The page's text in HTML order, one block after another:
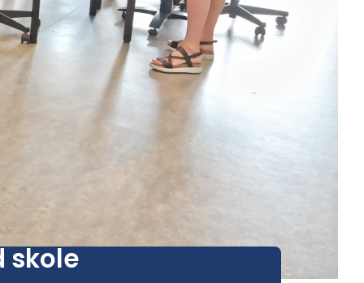
skole